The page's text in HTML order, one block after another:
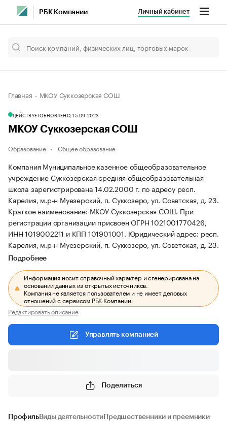
РБК Компании Личный кабинет
Главная МКОУ Суккозерская СОШ
ДЕЙСТВУЕТОБНОВЛЕНО, 15.09.2023
МКОУ Суккозерская СОШ
Образование Общее образование
Компания Муниципальное казенное общеобразовательное
учреждение Суккозерская средняя общеобразовательная
школа зарегистрирована 14.02.2000 г. по адресу респ.
Карелия, м.р-н Муезерский, п. Суккозеро, ул. Советская, д. 23.
Краткое наименование: МКОУ Суккозерская СОШ. При
регистрации организации присвоен ОГРН 1021001770426,
ИНН 1019002211 и КПП 101901001. Юридический адрес: респ.
Карелия, м.р-н Муезерский, п. Суккозеро, ул. Советская, д. 23.
Подробнее
Информация носит справочный характер и сгенерирована на
основании данных из открытых источников.
Компания не является пользователем и не имеет деловых
отношений с сервисом РБК Компании.
Редактировать описание
Управлять компанией
Поделиться
ПрофильВиды деятельности Предшественники и преемники